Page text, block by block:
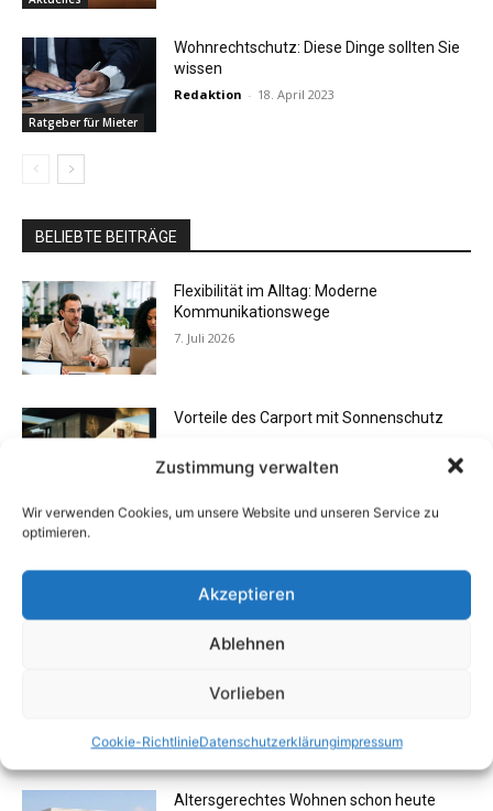
Zustimmung verwalten
Wir verwenden Cookies, um unsere Website und unseren Service zu
optimieren.
Akzeptieren
Ablehnen
Vorlieben
Cookie-RichtlinieDatenschutzerklärungimpressum
Ratgeber für Mieter
Wohnrechtschutz: Diese Dinge sollten Sie
wissen
Redaktion - 18. April 2023
BELIEBTE BEITRÄGE
Flexibilität im Alltag: Moderne
Kommunikationswege
7. Juli 2026
Vorteile des Carport mit Sonnenschutz
klassisch
29. März 2025
lohnenswert
Altersgerechtes Wohnen schon heute